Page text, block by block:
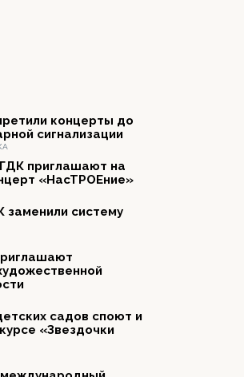
концерты до
сигнализации
приглашают на
«НасТРОЕние»
заменили систему
садов споют и
«Звездочки